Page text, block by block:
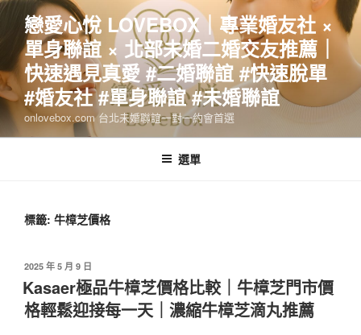
跳
主
要
內
容
戀愛心悅 LOVEBOX｜專業婚友社 ×
單身聯誼 × 北部未婚二婚交友推薦｜
快速遇見真愛 #二婚聯誼 #快速脫單
#婚友社 #單身聯誼 #未婚聯誼
onlovebox.com 台北未婚聯誼一對一約會首選
選單
標籤: 牛樟芝價格
發
佈
於
2025 年 5 月 9 日
Kasaer極品牛樟芝價格比較｜牛樟芝門市價
格輕鬆迎接每一天｜濃縮牛樟芝滴丸推薦